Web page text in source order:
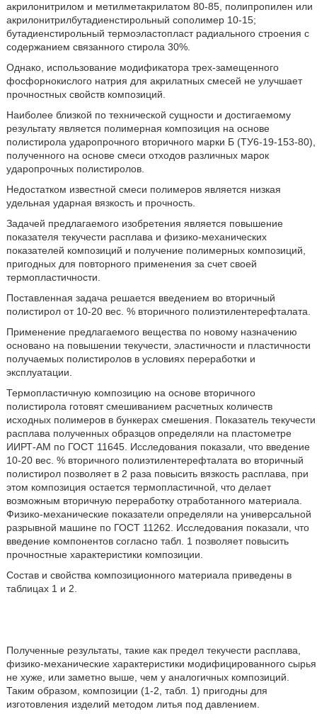
акрилонитрилом и метилметакрилатом 80-85, полипропилен или
акрилонитрилбутадиенстирольный сополимер 10-15;
бутадиенстирольный термоэластопласт радиального строения с
содержанием связанного стирола 30%.
Однако, использование модификатора трех-замещенного
фосфорнокислого натрия для акрилатных смесей не улучшает
прочностных свойств композиций.
Наиболее близкой по технической сущности и достигаемому
результату является полимерная композиция на основе
полистирола ударопрочного вторичного марки Б (ТУ6-19-153-80),
полученного на основе смеси отходов различных марок
ударопрочных полистиролов.
Недостатком известной смеси полимеров является низкая
удельная ударная вязкость и прочность.
Задачей предлагаемого изобретения является повышение
показателя текучести расплава и физико-механических
показателей композиций и получение полимерных композиций,
пригодных для повторного применения за счет своей
термопластичности.
Поставленная задача решается введением во вторичный
полистирол от 10-20 вес. % вторичного полиэтилентерефталата.
Применение предлагаемого вещества по новому назначению
основано на повышении текучести, эластичности и пластичности
получаемых полистиролов в условиях переработки и
эксплуатации.
Термопластичную композицию на основе вторичного
полистирола готовят смешиванием расчетных количеств
исходных полимеров в бункерах смешения. Показатель текучести
расплава полученных образцов определяли на пластометре
ИИРТ-АМ по ГОСТ 11645. Исследования показали, что введение
10-20 вес. % вторичного полиэтилентерефталата во вторичный
полистирол позволяет в 2 раза повысить вязкость расплава, при
этом композиция остается термопластичной, что делает
возможным вторичную переработку отработанного материала.
Физико-механические показатели определяли на универсальной
разрывной машине по ГОСТ 11262. Исследования показали, что
введение компонентов согласно табл. 1 позволяет повысить
прочностные характеристики композиции.
Состав и свойства композиционного материала приведены в
таблицах 1 и 2.
Полученные результаты, такие как предел текучести расплава,
физико-механические характеристики модифицированного сырья
не хуже, или заметно выше, чем у аналогичных композиций.
Таким образом, композиции (1-2, табл. 1) пригодны для
изготовления изделий методом литья под давлением.